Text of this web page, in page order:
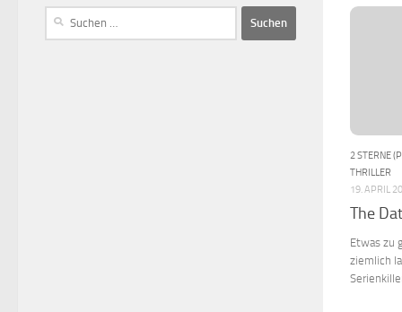
2 STERNE
THRILLER
19. APRIL
The
Etwas zu
ziemlich